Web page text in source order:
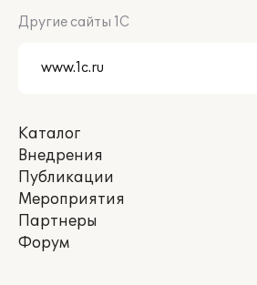
Другие сайты 1С
Каталог
Внедрения
Публикации
Мероприятия
Партнеры
Форум